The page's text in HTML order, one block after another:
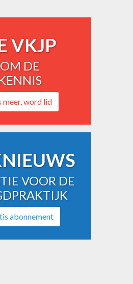
VKJP
OM DE
meer, word lid
VOOR DE
abonnement